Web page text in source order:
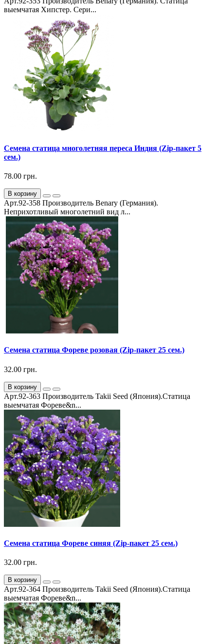
выемчатая Хипстер. Сери...
Семена статица многолетняя переса Индия (Zip-пакет 5
сем.)
78.00 грн.
В корзину
Арт.92-358 Производитель Benary (Германия).
Неприхотливый многолетний вид л...
Семена статица Фореве розовая (Zip-пакет 25 сем.)
32.00 грн.
В корзину
Арт.92-363 Производитель Takii Seed (Япония).Статица
выемчатая Фореве&n...
Семена статица Фореве синяя (Zip-пакет 25 сем.)
32.00 грн.
В корзину
Арт.92-364 Производитель Takii Seed (Япония).Статица
выемчатая Фореве&n...